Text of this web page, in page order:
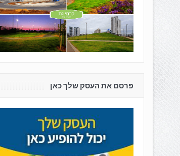
פרסם את העסק שלך כאן